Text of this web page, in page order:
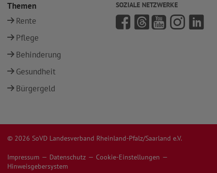
Themen
Rente
Pflege
Behinderung
Gesundheit
Bürgergeld
SOZIALE NETZWERKE
© 2026 SoVD Landesverband Rheinland-Pfalz/Saarland e.V.
Impressum Datenschutz
Cookie-Einstellungen
Hinweisgebersystem